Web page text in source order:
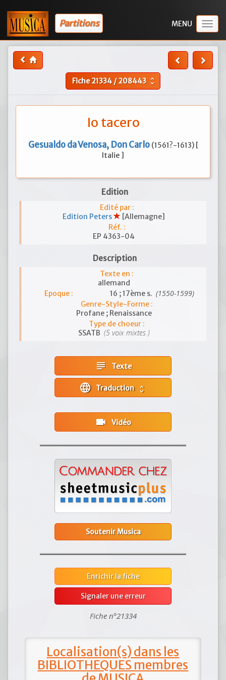
Partitions
Fiche21334/208443 unfold_more
Io tacero
Gesualdo da Venosa, Don Carlo (1561?-1613) [
Italie ]
Edition
Edité par :
Edition Peters
[Allemagne]
Réf. :
EP 4363-04
Description
Texte en :
allemand
Epoque :
16 ; 17ème s. (1550-1599)
Genre-Style-Forme :
Profane ; Renaissance
Type de choeur :
SSATB (5 voix mixtes )
subject Texte
language unfold_more
videocam Vidéo
Soutenir Musica
Enrichir la fiche
Signaler une erreur
Fiche n°21334
Localisation(s) dans les
BIBLIOTHEQUES membres